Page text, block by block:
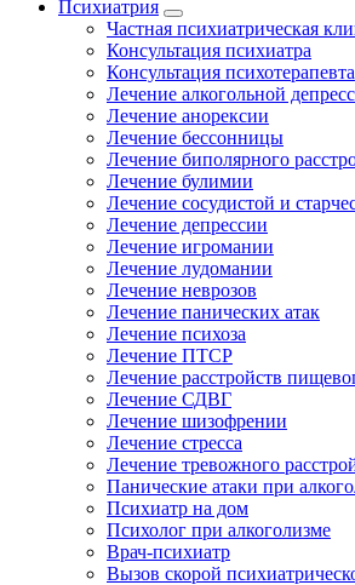
Психиатрия
Частная психиатрическая
Консультация психиатра
Консультация психотерапевта
Лечение алкогольной
Лечение анорексии
Лечение бессонницы
Лечение биполярного
Лечение булимии
Лечение сосудистой и
Лечение депрессии
Лечение игромании
Лечение лудомании
Лечение неврозов
Лечение панических атак
Лечение психоза
Лечение ПТСР
Лечение расстройств
Лечение СДВГ
Лечение шизофрении
Лечение стресса
Лечение тревожного
Панические атаки при
Психиатр на дом
Психолог при алкоголизме
Врач-психиатр
Вызов скорой